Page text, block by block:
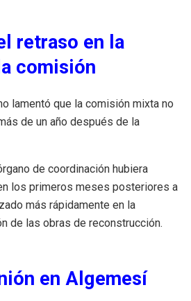
retraso en la
comisión
lamentó que la comisión mixta no
de un año después de la
de coordinación hubiera
los primeros meses posteriores a
más rápidamente en la
de las obras de reconstrucción.
en Algemesí